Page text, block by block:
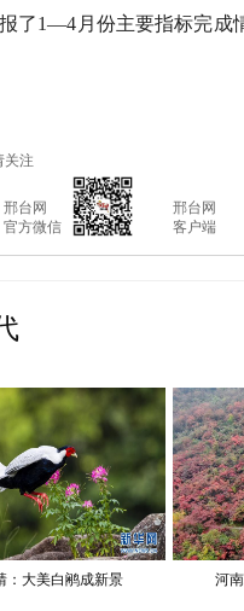
了1—4月份主要指标完成
关注
邢台网
客户端
：大美白鹇成新景 河